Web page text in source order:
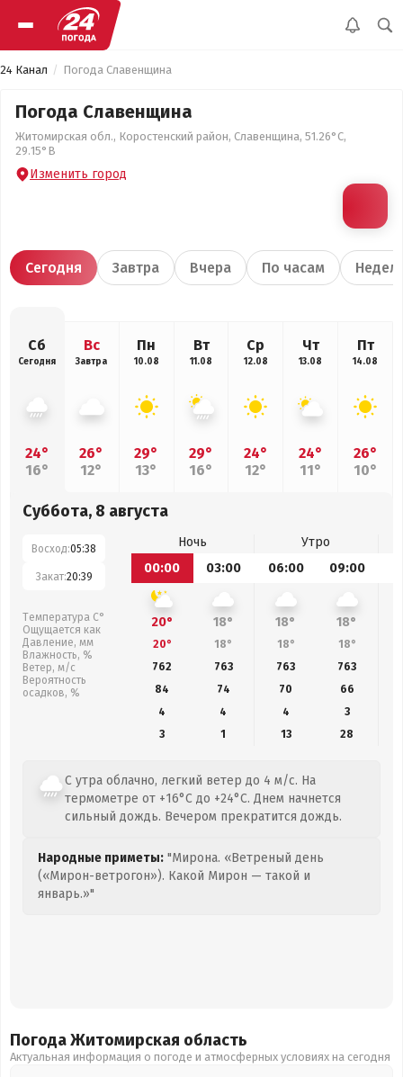
24 Канал Погода Славенщина
Погода Славенщина
Житомирская обл., Коростенский район, Славенщина, 51.26°С,
29.15°В
Изменить город
Сегодня Завтра Вчера По часам
Сб
Сегодня
24°
16°
Вс
Завтра
26°
12°
Пн
10.08
29°
13°
Вт
11.08
29°
16°
Ср
12.08
24°
12°
Чт
13.08
24°
11°
Пт
14.08
26°
10°
Суббота, 8 августа
Восход:05:38
Закат:20:39
Температура С°
Ощущается как
Давление, мм
Влажность, %
Ветер, м/с
Вероятность
осадков, %
Ночь
Утро
00:00
03:00 06:00 09:00
20° 18° 18° 18°
20° 18° 18° 18°
762
763 763 763
84
74 70 66
4
4 4
3
3
1 13 28
С утра облачно, легкий ветер до 4 м/с. На
термометре от +16°C до +24°C. Днем начнется
сильный дождь. Вечером прекратится дождь.
Народные приметы: "Мирона. «Ветреный день
(«Мирон-ветрогон»). Какой Мирон — такой и
январь.»"
Погода Житомирская область
Актуальная информация о погоде и атмосферных условиях на сегодня